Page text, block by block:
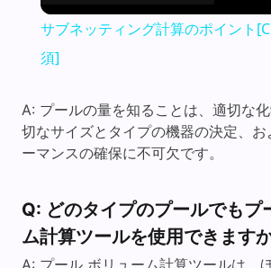
サブネッティング計算のポイント
須]
A: プールの量を知ることは、適切な
切なサイズとタイプの機器の決定、お
ーマンスの確保に不可欠です。
Q: どのタイプのプールでもプ
ム計算ツールを使用できます
A: プール ボリューム計算ツールは、